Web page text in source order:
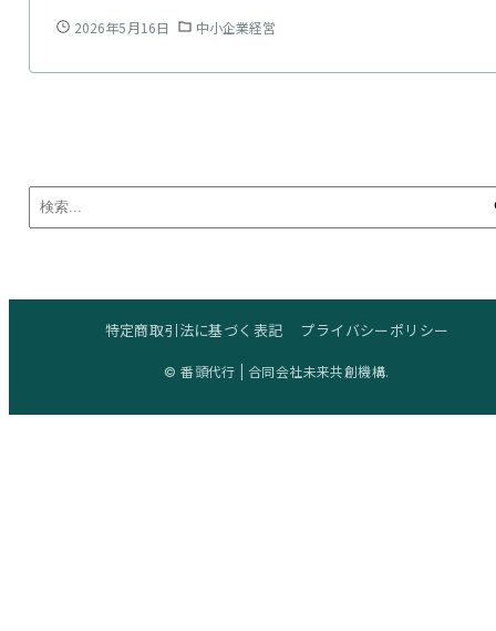
2026年5月16日 中小企業経営
特定商取引法に基づく表記 プライバシーポリシー
© 番頭代行 | 合同会社未来共創機構.